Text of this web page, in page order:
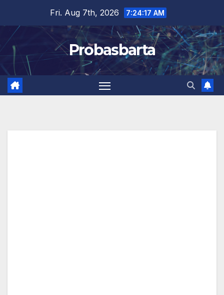
content
Fri. Aug 7th, 2026 7:24:18 AM
Probasbarta